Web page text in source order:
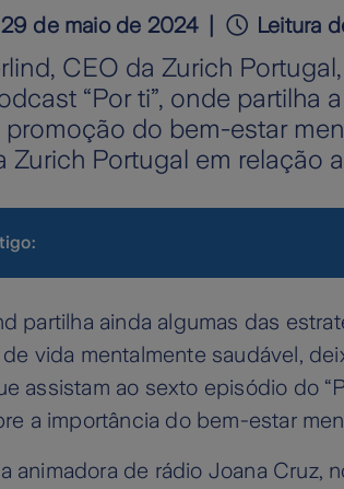
29 de maio de 2024 Leitura
CEO da Zurich
“Por ti”, onde partilha
promoção do bem-estar
Zurich Portugal em relação
partilha ainda algumas das
vida mentalmente saudável,
assistam ao sexto episódio do
a importância do bem-estar
animadora de rádio Joana Cruz,